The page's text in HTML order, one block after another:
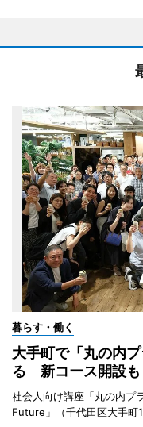
暮らす・働く
大手町で「丸の内
る 新コース開設も
社会人向け講座「丸の内プ
Future」（千代田区大手町1